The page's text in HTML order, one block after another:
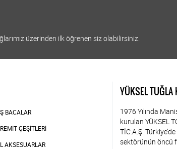
üzerinden ilk öğrenen siz olabilirsiniz.
BACALAR
ÇEŞİTLERİ
AKSESUARLAR
YÜKSEL TUĞLA
1976 Yılında
kurulan YÜKSEL
TİC.A.Ş.
sektörünün öncü